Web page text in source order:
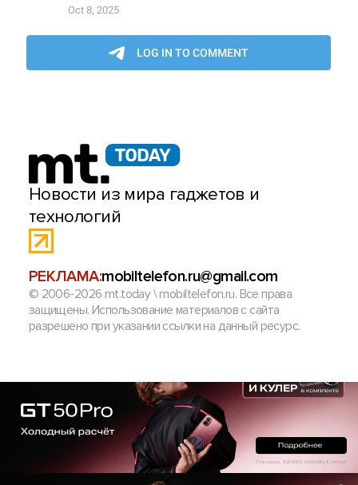
Новости из мира гаджетов и
технологий
РЕКЛАМА:mobiltelefon.ru@gmail.com
© 2006-2026 mt.today \ mobiltelefon.ru. Все права
защищены. Использование материалов с сайта
разрешено при указании ссылки на данный ресурс.